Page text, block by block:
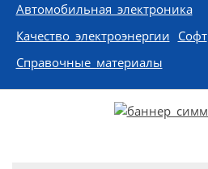
Автомобильная электроника
Качество электроэнергии Софт
Справочные материалы